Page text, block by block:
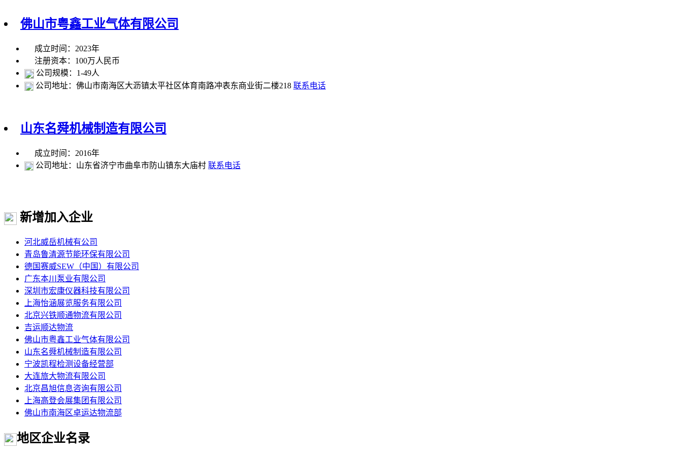
佛山市粤鑫工业气体有限公司
成立时间：2023年
注册资本：100万人民币
公司规模：1-49人
公司地址：佛山市南海区大沥镇太平社区体育南路冲表东商业街二楼218 联系电话
山东名舜机械制造有限公司
成立时间：2016年
公司地址：山东省济宁市曲阜市防山镇东大庙村 联系电话
新增加入企业
河北威岳机械有公司
青岛鲁清源节能环保有限公司
德国赛威SEW（中国）有限公司
广东本川泵业有限公司
深圳市宏康仪器科技有限公司
上海怡涵展览服务有限公司
北京兴铁顺通物流有限公司
吉运顺达物流
佛山市粤鑫工业气体有限公司
山东名舜机械制造有限公司
宁波凯程检测设备经营部
大连旅大物流有限公司
北京昌旭信息咨询有限公司
上海高登会展集团有限公司
佛山市南海区卓运达物流部
地区企业名录